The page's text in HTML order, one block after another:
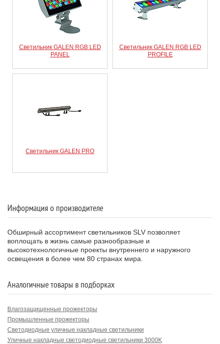
Светильник GALEN RGB LED
PANEL
Светильник GALEN RGB LED
PROFILE
Светильник GALEN PRO
Информация о производителе
Обширный ассортимент светильников SLV позволяет
воплощать в жизнь самые разнообразные и
высокотехнологичные проекты внутреннего и наружного
освещения в более чем 80 странах мира.
Аналогичные товары в подборках
Влагозащищенные прожекторы
Промышленные прожекторы
Светодиодные уличные накладные светильники
Уличные накладные светодиодные светильники 3000K